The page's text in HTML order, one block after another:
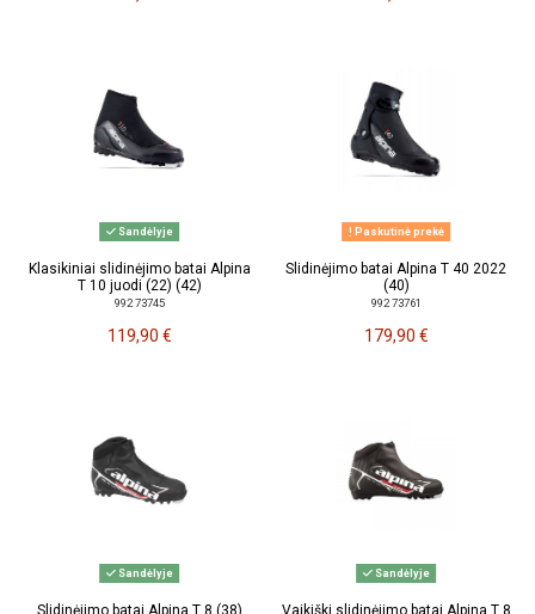
Sandėlyje
Klasikiniai slidinėjimo batai Alpina
T 10 juodi (22) (42)
992 73745
119,90 €
Paskutinė prekė
Slidinėjimo batai Alpina T 40 2022
(40)
992 73761
179,90 €
Sandėlyje Sandėlyje